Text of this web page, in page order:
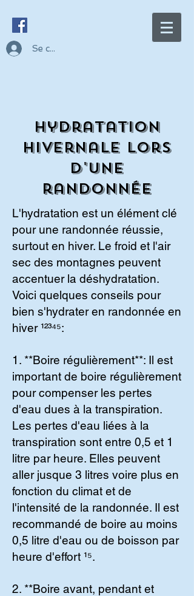
Se connecter
Hydratation
Hivernale lors
d'une
randonnée
L'hydratation est un élément clé
pour une randonnée réussie,
surtout en hiver. Le froid et l'air
sec des montagnes peuvent
accentuer la déshydratation.
Voici quelques conseils pour
bien s'hydrater en randonnée en
hiver ¹²³⁴⁵:
1. **Boire régulièrement**: Il est
important de boire régulièrement
pour compenser les pertes
d'eau dues à la transpiration.
Les pertes d'eau liées à la
transpiration sont entre 0,5 et 1
litre par heure. Elles peuvent
aller jusque 3 litres voire plus en
fonction du climat et de
l'intensité de la randonnée. Il est
recommandé de boire au moins
0,5 litre d'eau ou de boisson par
heure d'effort ¹⁵.
2. **Boire avant, pendant et